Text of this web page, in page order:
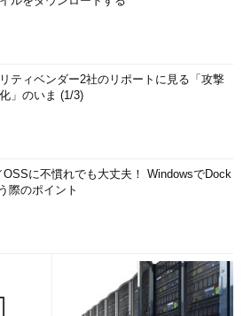
ティベンダー2社のリポートに見る「攻撃
」のいま (1/3)
OSSに不慣れでも大丈夫！ WindowsでDock
際のポイント